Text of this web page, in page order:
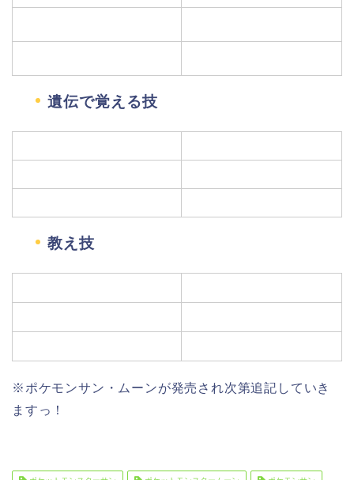
遺伝で覚える技
教え技
※ポケモンサン・ムーンが発売され次第追記していき
ますっ！